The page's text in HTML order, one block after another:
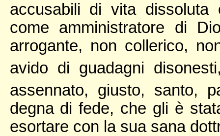
accusabili di vita
come amministratore di
arrogante, non collerico,
avido di guadagni
assennato, giusto, santo,
degna di fede, che gli è
esortare con la sua sana